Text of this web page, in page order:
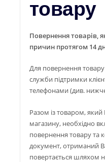
товару
Повернення товарів,
причин протягом 14
Для повернення
служби підтримки
телефонами (див.
Разом із товаром, який
магазину, необхідно
повернення товару та
документ, отриманий
повертається шляхом